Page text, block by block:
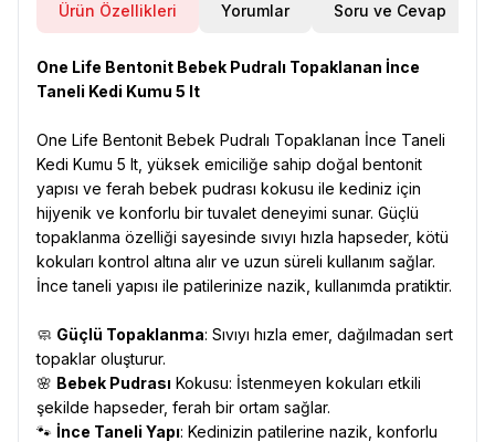
Ürün Özellikleri Yorumlar Soru ve Cevap
One Life Bentonit Bebek Pudralı Topaklanan İnce
Taneli Kedi Kumu 5 lt
One Life Bentonit Bebek Pudralı Topaklanan İnce Taneli
Kedi Kumu 5 lt, yüksek emiciliğe sahip doğal bentonit
yapısı ve ferah bebek pudrası kokusu ile kediniz için
hijyenik ve konforlu bir tuvalet deneyimi sunar. Güçlü
topaklanma özelliği sayesinde sıvıyı hızla hapseder, kötü
kokuları kontrol altına alır ve uzun süreli kullanım sağlar.
İnce taneli yapısı ile patilerinize nazik, kullanımda pratiktir.
🧼 Güçlü Topaklanma: Sıvıyı hızla emer, dağılmadan sert
topaklar oluşturur.
🌸 Bebek Pudrası Kokusu: İstenmeyen kokuları etkili
şekilde hapseder, ferah bir ortam sağlar.
🐾 İnce Taneli Yapı: Kedinizin patilerine nazik, konforlu